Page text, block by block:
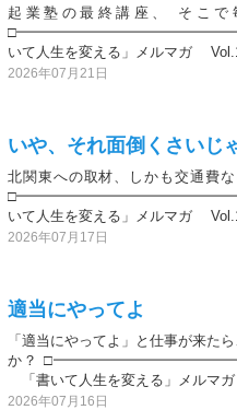
起業塾の最終講座、 そこで
□━━━━━━━━━━━━━━━━━━
いて人生を変える」メルマガ
2026年07月21日
いや、それ面倒くさいじ
北関東への取材、しかも交通費
□━━━━━━━━━━━━━━━━━━
いて人生を変える」メルマガ
2026年07月17日
適当にやってよ
「適当にやってよ」と仕事が来
か？
「書いて人生を変える」メルマ
2026年07月16日